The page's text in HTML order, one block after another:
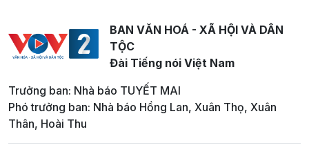
BAN VĂN HOÁ - XÃ HỘI VÀ DÂN
TỘC
Đài Tiếng nói Việt Nam
Trưởng ban: Nhà báo TUYẾT MAI
Phó trưởng ban: Nhà báo Hồng Lan, Xuân Thọ, Xuân
Thân, Hoài Thu